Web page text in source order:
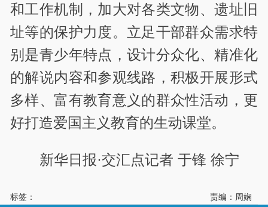
和工作机制，加大对各类文物、遗址旧
址等的保护力度。立足干部群众需求特
别是青少年特点，设计分众化、精准化
的解说内容和参观线路，积极开展形式
多样、富有教育意义的群众性活动，更
好打造爱国主义教育的生动课堂。
新华日报·交汇点记者 于锋 徐宁
标签： 责编：周娴